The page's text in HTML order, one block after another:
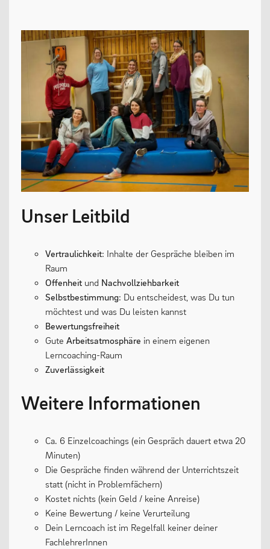
13plus Nachmittagsangebot
Austausche und Fahrten
Berufliche Orientierung
Menschen und Werke des Monats
LERNEN
Erprobungsstufe
Oberstufe
Forschung
Krankmeldung
Downloads
Stundenpläne
Unser Leitbild
Vertraulichkeit: Inhalte der Gespräche bleiben im
Raum
Offenheit und Nachvollziehbarkeit
Selbstbestimmung: Du entscheidest, was Du tun
möchtest und was Du leisten kannst
Bewertungsfreiheit
Gute Arbeitsatmosphäre in einem eigenen
Lerncoaching-Raum
Zuverlässigkeit
Weitere Informationen
Ca. 6 Einzelcoachings (ein Gespräch dauert etwa 20
Minuten)
Die Gespräche finden während der Unterrichtszeit
statt (nicht in Problemfächern)
Kostet nichts (kein Geld / keine Anreise)
Keine Bewertung / keine Verurteilung
Dein Lerncoach ist im Regelfall keiner deiner
FachlehrerInnen